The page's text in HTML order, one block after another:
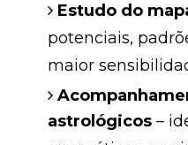
Estudo do
potenciais,
maior
astrológicos –